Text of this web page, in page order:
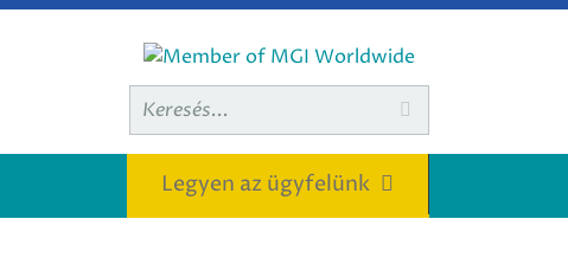
Keresett

Legyen az ügyfelünk